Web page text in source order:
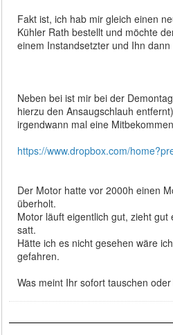
Fakt ist, ich hab mir gleich einen
Kühler Rath bestellt und möchte
einem Instandsetzter und Ihn
Neben bei ist mir bei der
hierzu den Ansaugschlauh
irgendwann mal eine
https://www.dropbox.com/
Der Motor hatte vor 2000h einen
überholt.
Motor läuft eigentlich gut, zieht gut
satt.
Hätte ich es nicht gesehen wäre
gefahren.
Was meint Ihr sofort tauschen